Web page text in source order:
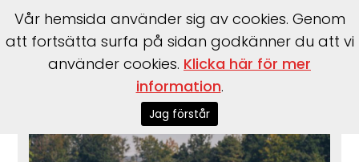
> Sportsman 400
Vår hemsida använder sig av cookies. Genom
att fortsätta surfa på sidan godkänner du att vi
använder cookies. Klicka här för mer
information.
Jag förstår